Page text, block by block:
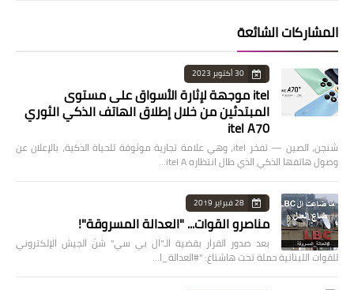
المشاركات الشائعة
30 أكتوبر 2023
itel موجهة لإثارة الأسواق على مستوى
المبتدئين من خلال إطلاق الهاتف الذكي الثوري
itel A70
شنجن، الصين — تفخر itel، وهي علامة تجارية موثوقة للحياة الذكية، بالإعلان عن
وصول هاتفها الذكي الذي طال انتظاره itel A…
28 فبراير 2019
مناصرو القوات... "العدالة المسروقة"!
بعد صدور القرار بقضية الـ"ال بي سي" شنّ الجيش الإلكتروني
للقوات اللبنانية حملة تحت هاشتاغ: "#العدالة_ا…